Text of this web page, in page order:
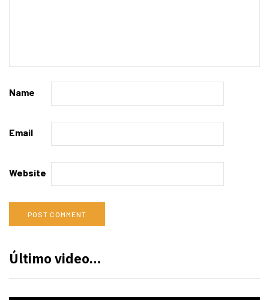
Name
Email
Website
Último video…